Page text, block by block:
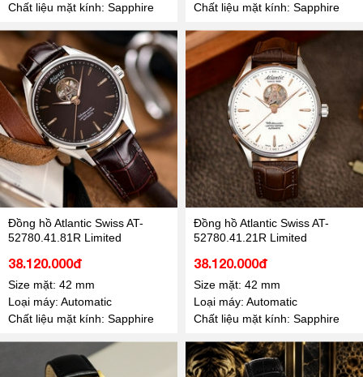
Chất liệu mặt kính: Sapphire
Chất liệu mặt kính: Sapphire
Đồng hồ Atlantic Swiss AT-
52780.41.81R Limited
38.120.000đ
Size mặt: 42 mm
Loại máy: Automatic
Chất liệu mặt kính: Sapphire
Đồng hồ Atlantic Swiss AT-
52780.41.21R Limited
38.120.000đ
Size mặt: 42 mm
Loại máy: Automatic
Chất liệu mặt kính: Sapphire